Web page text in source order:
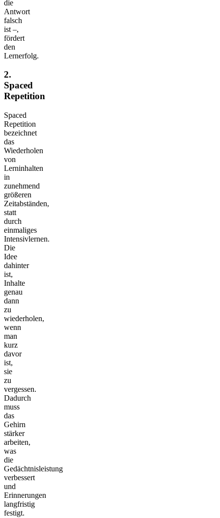
die
Antwort
falsch
ist –,
fördert
den
Lernerfolg.
2.
Spaced
Repetition
Spaced
Repetition
bezeichnet
das
Wiederholen
von
Lerninhalten
in
zunehmend
größeren
Zeitabständen,
statt
durch
einmaliges
Intensivlernen.
Die
Idee
dahinter
ist,
Inhalte
genau
dann
zu
wiederholen,
wenn
man
kurz
davor
ist,
sie
zu
vergessen.
Dadurch
muss
das
Gehirn
stärker
arbeiten,
was
die
Gedächtnisleistung
verbessert
und
Erinnerungen
langfristig
festigt.